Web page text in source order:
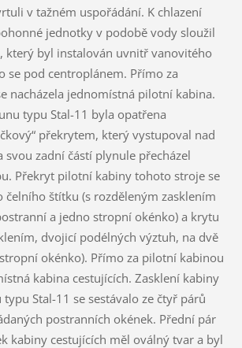
v tažném uspořádání. K chlazení
jednotky v podobě vody sloužil
který byl instalován uvnitř vanovitého
se pod centroplánem. Přímo za
nacházela jednomístná pilotní kabina.
typu Stal-11 byla opatřena
překrytem, který vystupoval nad
svou zadní částí plynule přecházel
Překryt pilotní kabiny tohoto stroje se
čelního štítku (s rozděleným zasklením
a jedno stropní okénko) a krytu
dvojicí podélných výztuh, na dvě
okénko). Přímo za pilotní kabinou
kabina cestujících. Zasklení kabiny
Stal-11 se sestávalo ze čtyř párů
postranních okének. Přední pár
kabiny cestujících měl oválný tvar a byl